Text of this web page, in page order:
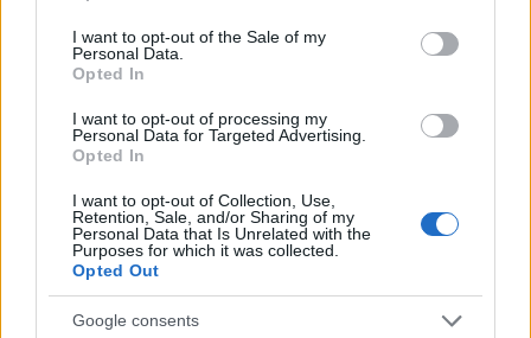
use your data for below specified purposes in below Google
consent section.
I want to opt-out of the Sale of my
Personal Data.
Opted In
I want to opt-out of processing my
Personal Data for Targeted Advertising.
Opted In
I want to opt-out of Collection, Use,
Retention, Sale, and/or Sharing of my
Personal Data that Is Unrelated with the
Purposes for which it was collected.
Opted Out
Google consents
condiviso o un semplice proseguimento dello status
Fonte: articolo originale.
Albano Laziale:
vent’anni dopo, la
destra torna al
governo e apre
una nuova fase
politica
Successiva
Polizia sotto
accusa: quando la
violenza a Roma?